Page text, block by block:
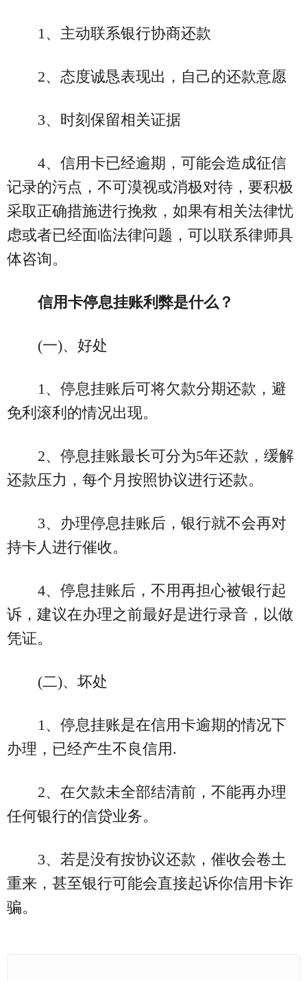
1、主动联系银行协商还款
2、态度诚恳表现出，自己的还款意愿
3、时刻保留相关证据
4、信用卡已经逾期，可能会造成征信
记录的污点，不可漠视或消极对待，要积极
采取正确措施进行挽救，如果有相关法律忧
虑或者已经面临法律问题，可以联系律师具
体咨询。
信用卡停息挂账利弊是什么？
(一)、好处
1、停息挂账后可将欠款分期还款，避
免利滚利的情况出现。
2、停息挂账最长可分为5年还款，缓解
还款压力，每个月按照协议进行还款。
3、办理停息挂账后，银行就不会再对
持卡人进行催收。
4、停息挂账后，不用再担心被银行起
诉，建议在办理之前最好是进行录音，以做
凭证。
(二)、坏处
1、停息挂账是在信用卡逾期的情况下
办理，已经产生不良信用.
2、在欠款未全部结清前，不能再办理
任何银行的信贷业务。
3、若是没有按协议还款，催收会卷土
重来，甚至银行可能会直接起诉你信用卡诈
骗。